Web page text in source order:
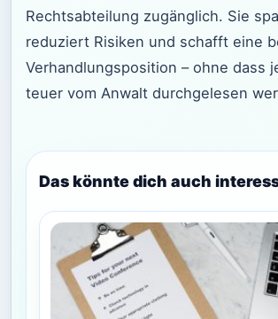
Rechtsabteilung zugänglich. Sie
reduziert Risiken und schafft eine
Verhandlungsposition – ohne dass
teuer vom Anwalt durchgelesen
Das könnte dich auch